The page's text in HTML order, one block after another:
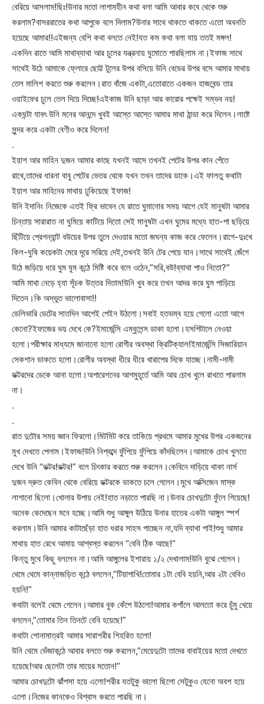
বেরিয়ে আসলাম!ছিঃ!উনার মতো লাগামহীন কথা বলা আমি আবার কবে থেকে শুরু
করলাম?বাসররাতের কথা আপুকে বলে দিলাম?উনার সাথে থাকতে থাকতে এতো অবনতি
হয়েছে আমার!!এইজন্য বেশি কথা বলতে নেই!যত কম কথা বলা যায় ততই মঙ্গল!
একদিন রাতে আমি মাথাব্যাথা আর চুলের যন্ত্রনায় ঘুমোতে পারছিলাম না।ইফাজ সাথে
সাথেই উঠে আমাকে ফ্লোরে ছোট্ট টুলের উপর বসিয়ে উনি বেডের উপর বসে আমার মাথায়
তেল মালিশ করতে শুরু করলেন।রাত বাঁজে একটা,এতোরাতে একজন হাজবেন্ড তার
ওয়াইফের চুলে তেল দিয়ে দিচ্ছে!এইকাজ উনি ছাড়া আর কারোর পক্ষেই সম্ভব নয়!
একঘন্টা যাবৎ উনি মনের আনন্দে খুবই আস্তে আস্তে আমার মাথা ঠান্ডা করে দিলেন।লাষ্টে
সুন্দর করে একটা বেণীও করে দিলেন!
.
ইয়াশ আর মাহিন দুজন আমার কাছে যখনই আসে তখনই পেটের উপর কান পেঁতে
রাখে,তাদের ধারনা বাবু পেটের ভেতর থেকে যখন তখন তাদের ডাকে।এই ফালতু কথাটা
ইয়াশ আর মাহিনের মাথায় ঢুকিয়েছে ইফাজ!
উনি ইদানিং নিজেকে এতই ফ্রি ভাবেন যে রাতে ঘুমানোর সময় আগে যেই মানুষটা আমার
চিন্তায় সারারাত না ঘুমিয়ে কাটিয়ে দিতো সেই মানুষটা এখন ঘুমের মধ্যে হাত-পা ছড়িয়ে
ছিঁটিয়ে প্রেগন্যান্ট বউয়ের উপর তুলে দেওয়ার মতো জঘন্য কাজ করে ফেলেন।রাগে-দুঃখে
কিল-ঘুষি কয়েকটা মেরে দূরে সরিয়ে দেই,তখনই উনি টের পেয়ে যান।সাথে সাথেই জেঁগে
উঠে জড়িয়ে ধরে ঘুম ঘুম কন্ঠে মিষ্টি করে বলে ওঠেন,”সরি,বউ!ব্যাথা পাও নিতো?”
আমি মাথা নেড়ে হ্যা সূঁচক উত্তর দিতাম!উনি খুব করে তখন আদর করে ঘুম পাড়িয়ে
দিতেন।কি অদ্ভুত ভালোবাসা!!
ডেলিভারি ডেটের সাতদিন আগেই পেইন উঠলো।সবাই হতভম্ব হয়ে গেলো এতো আগে
কেনো?ইফাজের ভয় দেখে কে?ইমার্জেন্সি এম্বুলেন্স ডাকা হলো।হসপিটালে নেওয়া
হলো।পরীক্ষার মাধ্যমে জানানো হলো রোগীর অবস্থা ক্রিটিক্যাল!ইমার্জেন্সি সিজারিয়ান
সেকশান ডাকতে হলো।রোগীর অবস্থা ধীরে ধীরে খারাপের দিকে যাচ্ছে।নামী-দামী
ডক্টরদের ডেকে আনা হলো।অপারেশনের আগমুহূর্তে আমি আর চোখ খুলে রাখতে পারলাম
না।
.
.
রাত দুটোর সময় জ্ঞান ফিরলো।মিটমিট করে তাকিয়ে প্রথমে আমার মুখের উপর একজনের
মুখ দেখতে পেলাম।ইফাজ!উনি নিশ্বব্দে ফুঁপিয়ে ফুঁপিয়ে কাঁদছিলেন।আমাকে চোখ খুলতে
দেখে উনি “ডক্টর!ডক্টর!” বলে চিৎকার করতে শুরু করলেন।কেবিনে দাড়িয়ে থাকা নার্স
দুজন দ্রুত কেবিন থেকে বেরিয়ে ডক্টরকে ডাকতে চলে গেলেন।মুখে অক্সিজেন মাস্ক
লাগানো ছিলো।খোলার উপায় নেই!হাত নড়াতে পারছি না।উনার চোখদুটো ফুঁলে গিয়েছে!
অনেক কেদেছেন মনে হচ্ছে।আমি শুধু আঙ্গুল উঠিয়ে উনার হাতের একটা আঙ্গুল স্পর্শ
করলাম।উনি আমার কাটাছেঁড়া হাত ধরার সাহস পাচ্ছেন না,যদি ব্যাথা পাই!শুধু আমার
মাথায় হাত রেখে আমায় আশ্বস্ত করলেন “বেবি ঠিক আছে!”
কিন্তু মুখে কিছু বললেন না।আমি আঙ্গুলের ইশারায় ১/২ দেখালাম!উনি বুঝে গেলেন।
থেমে থেমে কান্নাজড়িত কন্ঠে বললেন,”টিয়াপাখি!তোমার ১টা বেবি হয়নি,আর ২টা বেবিও
হয়নি!”
কথাটা বলেই থেমে গেলেন।আমার বুক কেঁপে উঠলো!আমার কপাঁলে আলতো করে চুঁমু খেয়ে
বললেন,”তোমার তিন তিনটে বেবি হয়েছে!”
কথাটা শোনামাত্রই আমার সারাশরীর শিহরিত হলো!
উনি থেমে ভেঁজাকন্ঠে আবার বলতে শুরু করলেন,”মেয়েদুটো তাদের বাবাইয়ের মতো দেখতে
হয়েছে!আর ছেলেটা তার মায়ের মতোন!”
আমার চোখদুটো ঝাঁপসা হয়ে এলো!শরীর যতটুকু ভালো ছিলো সেটুকুও যেনো অবশ হয়ে
এলো।নিজের কানকেও বিশ্বাস করতে পারছি না।